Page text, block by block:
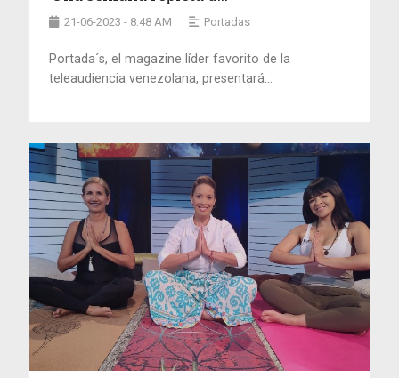
21-06-2023 - 8:48 AM Portadas
Portada´s, el magazine líder favorito de la
teleaudiencia venezolana, presentará...